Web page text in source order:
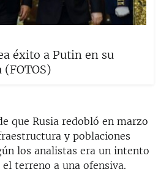
éxito a Putin en su
que Rusia redobló en marzo
y poblaciones
los analistas era un intento
terreno a una ofensiva.